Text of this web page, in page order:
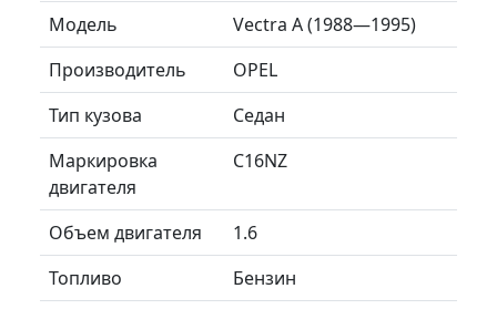
Модель
Vectra A (1988—1995)
Производитель
OPEL
Тип кузова
Седан
Маркировка
двигателя
C16NZ
Объем двигателя
1.6
Топливо
Бензин